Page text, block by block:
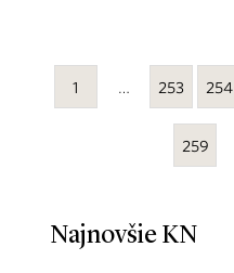
1 … 253 254
259
Najnovšie KN